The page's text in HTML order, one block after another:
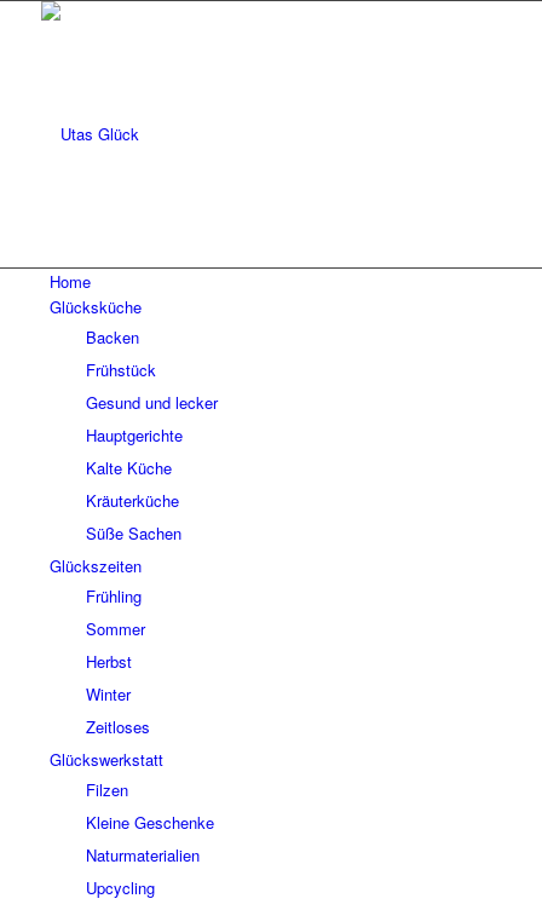
Home
Glücksküche
Backen
Frühstück
Gesund und lecker
Hauptgerichte
Kalte Küche
Kräuterküche
Süße Sachen
Glückszeiten
Frühling
Sommer
Herbst
Winter
Zeitloses
Glückswerkstatt
Filzen
Kleine Geschenke
Naturmaterialien
Upcycling